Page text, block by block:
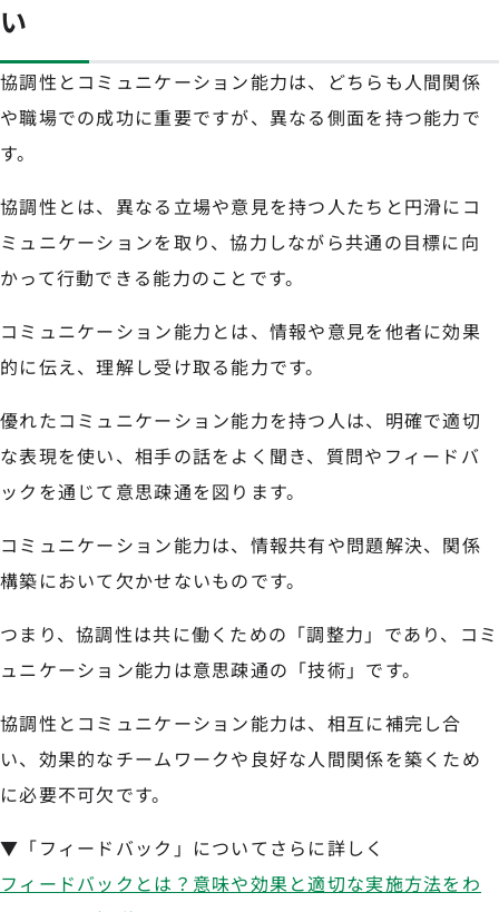
い
協調性とコミュニケーション能力は、どちらも人間関係
や職場での成功に重要ですが、異なる側面を持つ能力で
す。
協調性とは、異なる立場や意見を持つ人たちと円滑にコ
ミュニケーションを取り、協力しながら共通の目標に向
かって行動できる能力のことです。
コミュニケーション能力とは、情報や意見を他者に効果
的に伝え、理解し受け取る能力です。
優れたコミュニケーション能力を持つ人は、明確で適切
な表現を使い、相手の話をよく聞き、質問やフィードバ
ックを通じて意思疎通を図ります。
コミュニケーション能力は、情報共有や問題解決、関係
構築において欠かせないものです。
つまり、協調性は共に働くための「調整力」であり、コミ
ュニケーション能力は意思疎通の「技術」です。
協調性とコミュニケーション能力は、相互に補完し合
い、効果的なチームワークや良好な人間関係を築くため
に必要不可欠です。
▼「フィードバック」についてさらに詳しく
フィードバックとは？意味や効果と適切な実施方法をわ